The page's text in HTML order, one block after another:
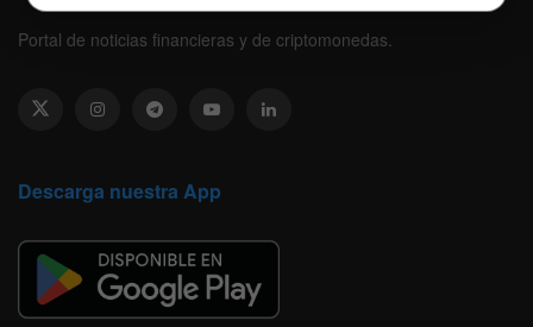
Portal de noticias financieras y de criptomonedas.
Descarga nuestra App